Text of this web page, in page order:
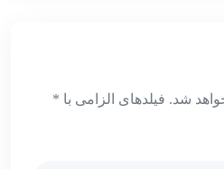
شد. فیلدهای الزامی با *